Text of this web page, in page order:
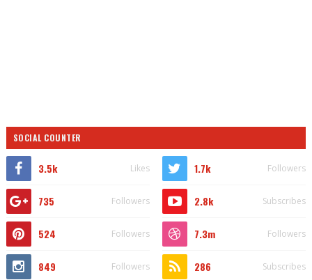
SOCIAL COUNTER
3.5k Likes 1.7k Followers
735 Followers 2.8k Subscribes
524 Followers 7.3m Followers
849 Followers 286 Subscribes